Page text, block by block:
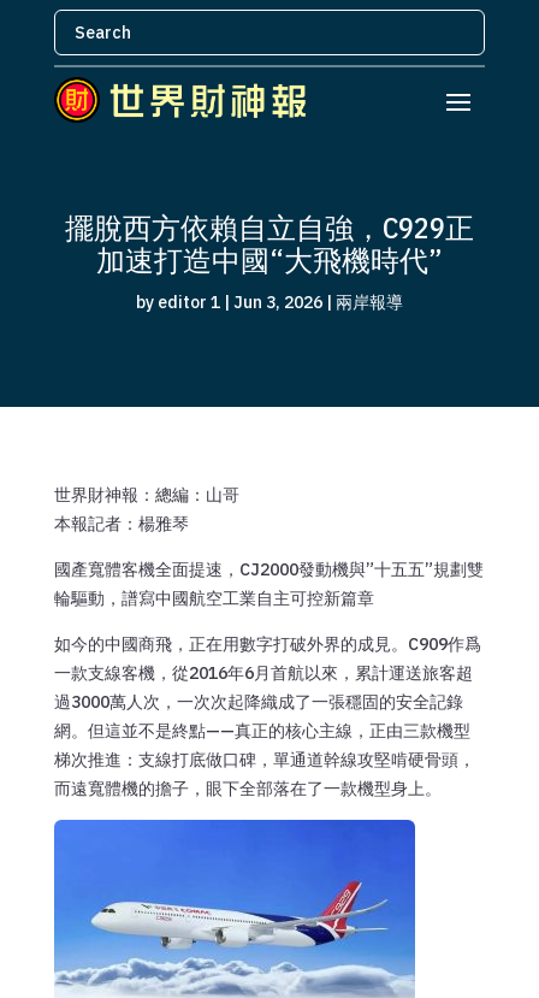
擺脫西方依賴自立自強，C929正
加速打造中國“大飛機時代”
by editor 1| Jun 3, 2026| 兩岸報導
世界財神報：總編：山哥
本報記者：楊雅琴
國產寬體客機全面提速，CJ2000發動機與”十五五”規劃雙
輪驅動，譜寫中國航空工業自主可控新篇章
如今的中國商飛，正在用數字打破外界的成見。C909作爲
一款支線客機，從2016年6月首航以來，累計運送旅客超
過3000萬人次，一次次起降織成了一張穩固的安全記錄
網。但這並不是終點——真正的核心主線，正由三款機型
梯次推進：支線打底做口碑，單通道幹線攻堅啃硬骨頭，
而遠寬體機的擔子，眼下全部落在了一款機型身上。